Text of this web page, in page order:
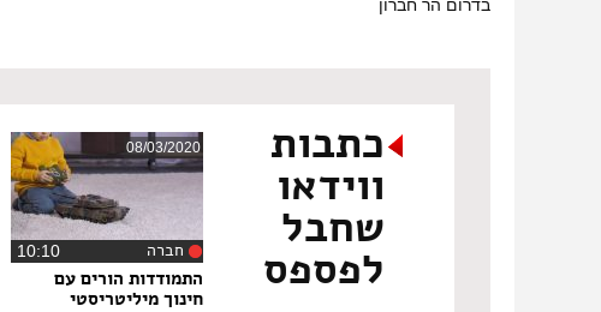
בדרום הר חברון
כתבות
ווידאו
שחבל
לפספס
08/03/2020
חברה
התמודדות הורים עם
חינוך מיליטריסטי